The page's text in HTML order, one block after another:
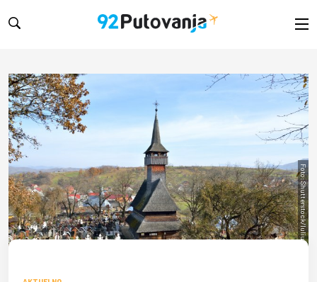
Foto: Shutterstock/Iulius Agency